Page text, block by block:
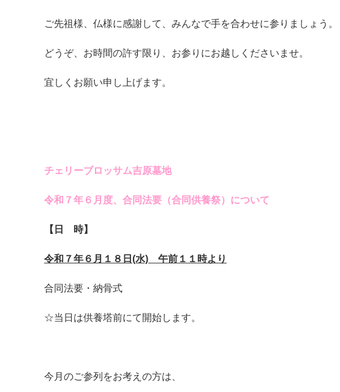
ご先祖様、仏様に感謝して、みんなで手を合わせに参りましょう。
どうぞ、お時間の許す限り、お参りにお越しくださいませ。
宜しくお願い申し上げます。
チェリーブロッサム吉原墓地
令和７年６月度、合同法要（合同供養祭）について
【日 時】
令和７年６月１８日(水) 午前１１時より
合同法要・納骨式
☆当日は供養塔前にて開始します。
今月のご参列をお考えの方は、